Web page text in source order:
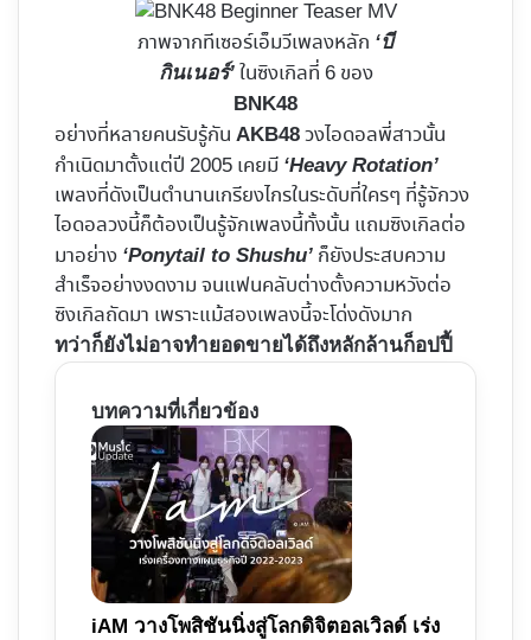
ภาพจากทีเซอร์เอ็มวีเพลงหลัก ‘บี
กินเนอร์’ในซิงเกิลที่ 6 ของ
BNK48
อย่างที่หลายคนรับรู้กัน AKB48 วงไอดอลพี่สาวนั้น
กำเนิดมาตั้งแต่ปี 2005 เคยมี ‘Heavy Rotation’
เพลงที่ดังเป็นตำนานเกรียงไกรในระดับที่ใครๆ ที่รู้จักวง
ไอดอลวงนี้ก็ต้องเป็นรู้จักเพลงนี้ทั้งนั้น แถมซิงเกิลต่อ
มาอย่าง ‘Ponytail to Shushu’ ก็ยังประสบความ
สำเร็จอย่างงดงาม จนแฟนคลับต่างตั้งความหวังต่อ
ซิงเกิลถัดมา เพราะแม้สองเพลงนี้จะโด่งดังมาก
ทว่าก็ยังไม่อาจทำยอดขายได้ถึงหลักล้านก็อปปี้
บทความที่เกี่ยวข้อง
iAM วางโพสิชันนิ่งสู่โลกดิจิตอลเวิลด์ เร่ง